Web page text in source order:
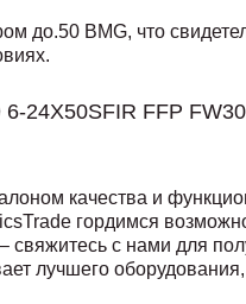
до.50 BMG, что
24X50SFIR FFP
качества и
гордимся
свяжитесь с нами для
лучшего